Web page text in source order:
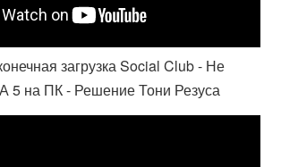
загрузка Social Club - Не
5 на ПК - Решение Тони Резуса